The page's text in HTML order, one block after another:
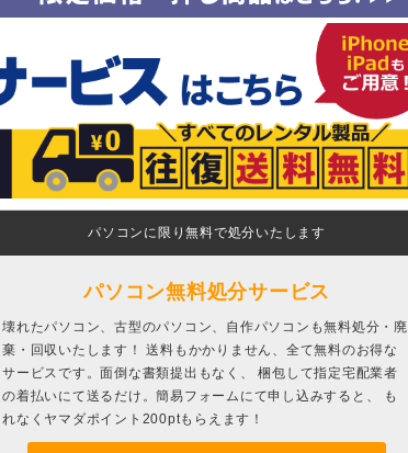
パソコンに限り無料で処分いたします
パソコン無料処分サービス
壊れたパソコン、古型のパソコン、自作パソコンも無料処分・廃
棄・回収いたします！ 送料もかかりません、全て無料のお得な
サービスです。面倒な書類提出もなく、 梱包して指定宅配業者
の着払いにて送るだけ。簡易フォームにて申し込みすると、 も
れなくヤマダポイント200ptもらえます！